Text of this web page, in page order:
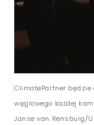
ClimatePartner
węglowego każdej
Janse van Rensburg/